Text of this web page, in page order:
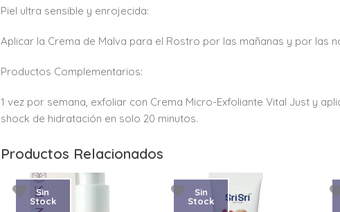
Piel ultra sensible y enrojecida:
Aplicar la Crema de Malva para el Rostro por las mañanas y por las
Productos Complementarios:
1 vez por semana, exfoliar con Crema Micro-Exfoliante Vital Just y
shock de hidratación en solo 20 minutos.
Productos Relacionados
Sin
Stock
Sin
Stock